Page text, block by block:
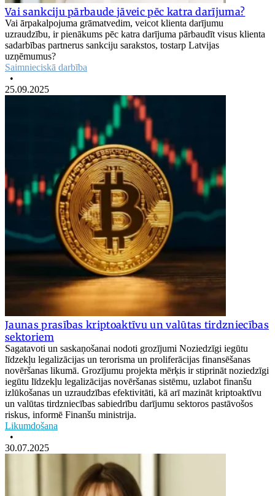
Vai sankciju pārbaude jāveic pēc katra darījuma?
Vai ārpakalpojuma grāmatvedim, veicot klienta darījumu
uzraudzību, ir pienākums pēc katra darījuma pārbaudīt visus klienta
sadarbības partnerus sankciju sarakstos, tostarp Latvijas
uzņēmumus?
Saimnieciskā darbība
•
25.09.2025
Jaunas prasības kriptoaktīvu un valūtas tirdzniecības
sektoriem
Sagatavoti un saskaņošanai nodoti grozījumi Noziedzīgi iegūtu
līdzekļu legalizācijas un terorisma un proliferācijas finansēšanas
novēršanas likumā. Grozījumu projekta mērķis ir stiprināt noziedzīgi
iegūtu līdzekļu legalizācijas novēršanas sistēmu, uzlabot finanšu
izlūkošanas un uzraudzības efektivitāti, kā arī mazināt kriptoaktīvu
un valūtas tirdzniecības sabiedrību darījumu sektoros pastāvošos
riskus, informē Finanšu ministrija.
Likumdošana
•
30.07.2025